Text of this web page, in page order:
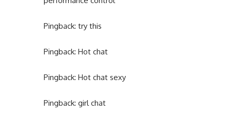
Pingback: try this
Pingback: Hot chat
Pingback: Hot chat sexy
Pingback: girl chat